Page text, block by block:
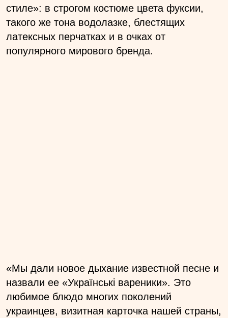
стиле»: в строгом костюме цвета фуксии,
такого же тона водолазке, блестящих
латексных перчатках и в очках от
популярного мирового бренда.
«Мы дали новое дыхание известной песне и
назвали ее «Українські вареники». Это
любимое блюдо многих поколений
украинцев, визитная карточка нашей страны,